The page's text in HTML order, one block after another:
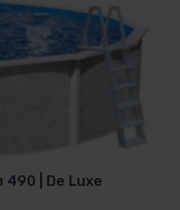
490 | De Luxe